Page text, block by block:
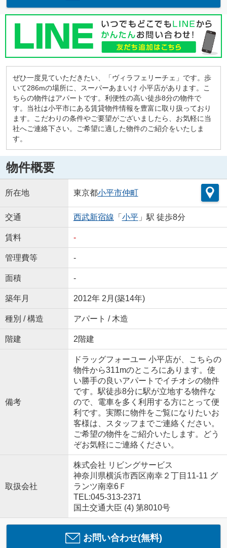
ぜひ一度見ていただきたい、「ヴィラフェリーチェ」です。歩
いて286mの場所に、スーパーあまいけ 小平店があります。こ
ちらの物件はアパートです。利便性の高い徒歩8分の物件で
す。当社は小平市にある賃貸物件情報を豊富に取り扱っており
ます。こだわりの条件やご要望がございましたら、お気軽に当
社へご連絡下さい。ご希望に適した物件のご紹介をいたしま
す。
物件概要
所在地 東京都小平市仲町
交通 西武新宿線 「 小平」駅 徒歩8分
賃料 -
管理費等 -
面積 -
築年月 2012年 2月(築14年)
種別 / 構造 アパート / 木造
階建 2階建
備考
ドラッグフォーユー 小平店が、こちらの
物件から311mのところにあります。使
い勝手の良いアパートでイチオシの物件
です。駅徒歩8分に駅が立地する物件な
ので、電車を多く利用する方にとって便
利です。実際に物件をご覧になりたいお
客様は、スタッフまでご連絡ください。
ご希望の物件をご紹介いたします。どう
ぞお気軽にご連絡ください。
取扱会社
株式会社 リビングサービス
神奈川県横浜市西区南幸２丁目11-11 グ
ランツ南幸6Ｆ
TEL:045-313-2371
国土交通大臣 (4) 第8010号
お問い合わせ(無料)